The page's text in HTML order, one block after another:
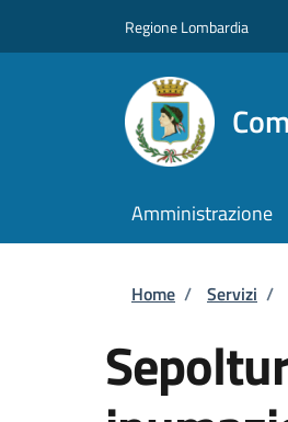
Regione Lombardia
Amministrazione
Briciole
Home / Servizi /